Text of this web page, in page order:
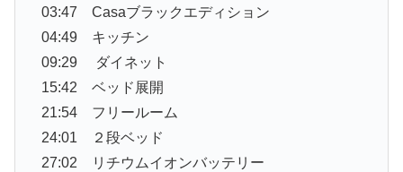
03:47 Casaブラックエディション
04:49 キッチン
09:29 ダイネット
15:42 ベッド展開
21:54 フリールーム
24:01 ２段ベッド
27:02 リチウムイオンバッテリー